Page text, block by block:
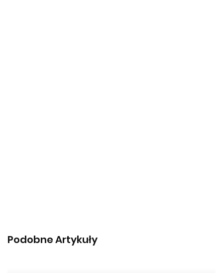
Podobne Artykuły